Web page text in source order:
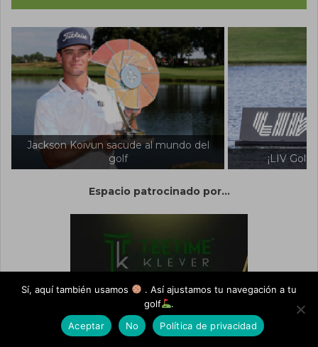
al mundo del
¡LIV Golf asegura su futuro!
Espacio patrocinado por...
Sí, aquí también usamos
. Así ajustamos tu navegación a tu
golf
.
Aceptar
No Política de privacidad